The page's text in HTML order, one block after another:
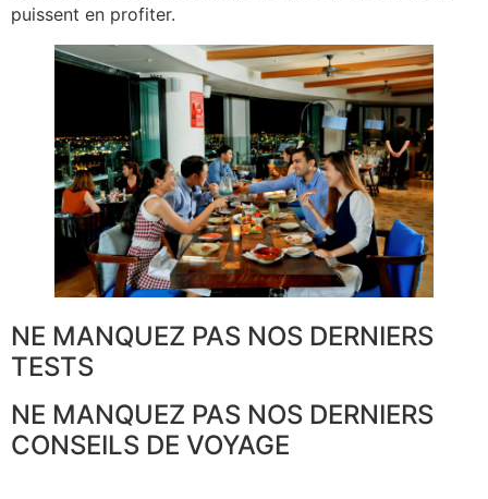
puissent en profiter.
NE MANQUEZ PAS NOS DERNIERS
TESTS
NE MANQUEZ PAS NOS DERNIERS
CONSEILS DE VOYAGE